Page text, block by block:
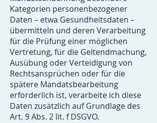
Kategorien personenbezogener
Daten – etwa Gesundheitsdaten –
übermitteln und deren Verarbeitung
für die Prüfung einer möglichen
Vertretung, für die Geltendmachung,
Ausübung oder Verteidigung von
Rechtsansprüchen oder für die
spätere Mandatsbearbeitung
erforderlich ist, verarbeite ich diese
Daten zusätzlich auf Grundlage des
Art. 9 Abs. 2 lit. f DSGVO.